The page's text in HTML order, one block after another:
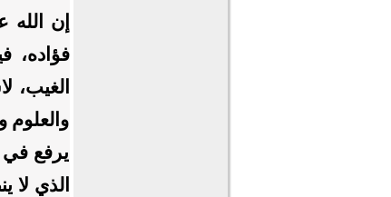
إن الله
فؤاده،
الغيب،
والعلوم
يرفع في
الذي لا